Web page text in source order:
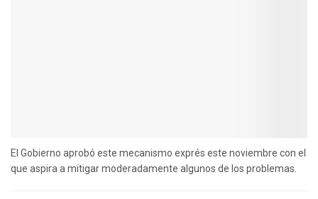
El Gobierno aprobó este mecanismo exprés este noviembre con el
que aspira a mitigar moderadamente algunos de los problemas.